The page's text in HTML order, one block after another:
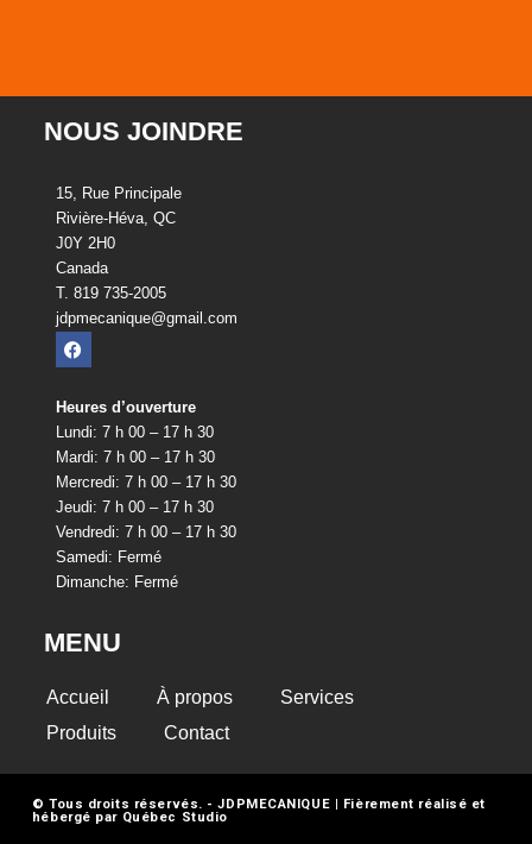
NOUS JOINDRE
15, Rue Principale
Rivière-Héva, QC
J0Y 2H0
Canada
T. 819 735-2005
jdpmecanique@gmail.com
Heures d’ouverture
Lundi: 7 h 00 – 17 h 30
Mardi: 7 h 00 – 17 h 30
Mercredi: 7 h 00 – 17 h 30
Jeudi: 7 h 00 – 17 h 30
Vendredi: 7 h 00 – 17 h 30
Samedi: Fermé
Dimanche: Fermé
MENU
Accueil À propos
Services
Produits
Contact
© Tous droits réservés. - JDPMECANIQUE | Fièrement réalisé et
hébergé par Québec Studio